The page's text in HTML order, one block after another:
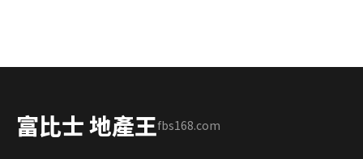
富比士 地產王fbs168.com